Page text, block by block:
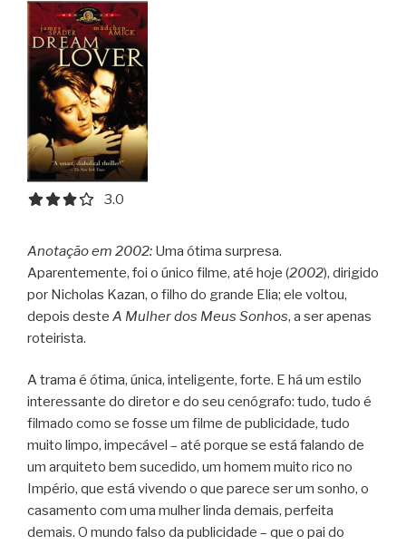
3.0 out of 5.0 stars
3.0
Anotação em 2002: Uma ótima surpresa.
Aparentemente, foi o único filme, até hoje (2002), dirigido
por Nicholas Kazan, o filho do grande Elia; ele voltou,
depois deste A Mulher dos Meus Sonhos, a ser apenas
roteirista.
A trama é ótima, única, inteligente, forte. E há um estilo
interessante do diretor e do seu cenógrafo: tudo, tudo é
filmado como se fosse um filme de publicidade, tudo
muito limpo, impecável – até porque se está falando de
um arquiteto bem sucedido, um homem muito rico no
Império, que está vivendo o que parece ser um sonho, o
casamento com uma mulher linda demais, perfeita
demais. O mundo falso da publicidade – que o pai do